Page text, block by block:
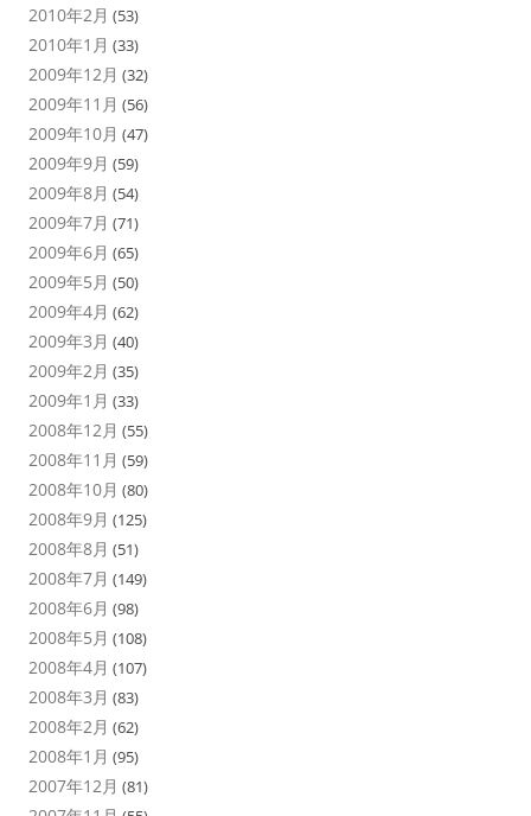
2010年2月 (53)
2010年1月 (33)
2009年12月 (32)
2009年11月 (56)
2009年10月 (47)
2009年9月 (59)
2009年8月 (54)
2009年7月 (71)
2009年6月 (65)
2009年5月 (50)
2009年4月 (62)
2009年3月 (40)
2009年2月 (35)
2009年1月 (33)
2008年12月 (55)
2008年11月 (59)
2008年10月 (80)
2008年9月 (125)
2008年8月 (51)
2008年7月 (149)
2008年6月 (98)
2008年5月 (108)
2008年4月 (107)
2008年3月 (83)
2008年2月 (62)
2008年1月 (95)
2007年12月 (81)